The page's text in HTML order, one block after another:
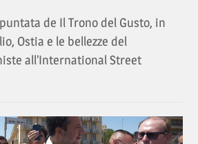
de Il Trono del Gusto, in
Ostia e le bellezze del
all’International Street